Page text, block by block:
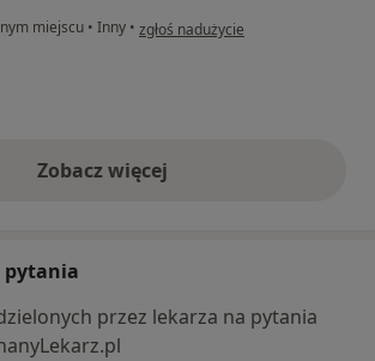
miejscu • Inny • w opinii użytkownika E.D.
zgłoś nadużycie
Zobacz więcejopinie powyżej
pytania
przez lekarza na pytania